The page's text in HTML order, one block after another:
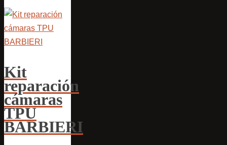
Kit
reparación
cámaras
TPU
BARBIERI